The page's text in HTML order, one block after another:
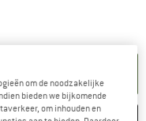
om de noodzakelijke
bieden we bijkomende
om inhouden en